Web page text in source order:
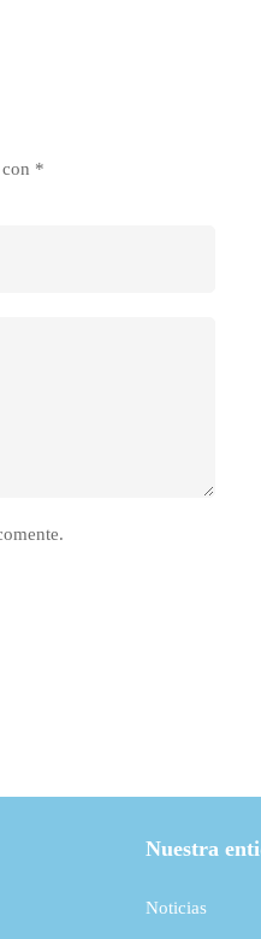
*
Nuestra
Noticias